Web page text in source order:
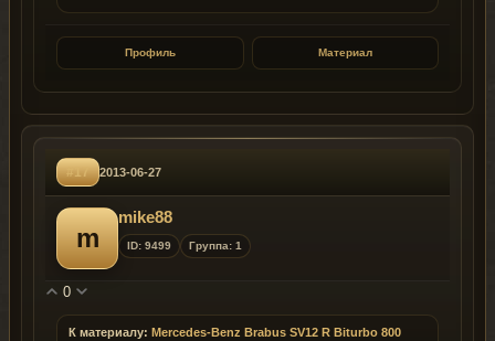
Профиль Материал
#17 2013-06-27
m
mike88
ID: 9499 Группа: 1
0
К материалу: Mercedes-Benz Brabus SV12 R Biturbo 800